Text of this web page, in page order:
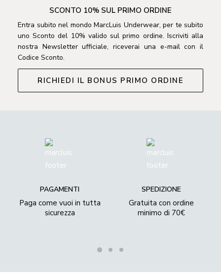
SCONTO 10% SUL PRIMO ORDINE
Entra subito nel mondo MarcLuis Underwear, per te subito
uno Sconto del 10% valido sul primo ordine. Iscriviti alla
nostra Newsletter ufficiale, riceverai una e-mail con il
Codice Sconto.
RICHIEDI IL BONUS PRIMO ORDINE
PAGAMENTI
Paga come vuoi in tutta
sicurezza
SPEDIZIONE
Gratuita con ordine
minimo di 70€